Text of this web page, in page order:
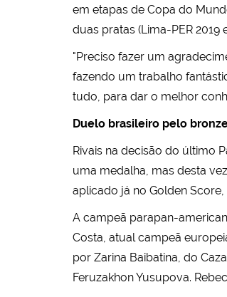
em etapas de Copa do
duas pratas (Lima-PER
"Preciso fazer um
fazendo um trabalho
tudo, para dar o melhor
Duelo brasileiro pelo
Rivais na decisão do último
uma medalha, mas desta
aplicado já no Golden
A campeã parapan-
Costa, atual campeã
por Zarina Baibatina, do
Feruzakhon Yusupova.